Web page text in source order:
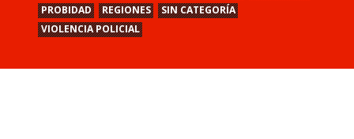
PROBIDAD
REGIONES
SIN CATEGORÍA
VIOLENCIA POLICIAL